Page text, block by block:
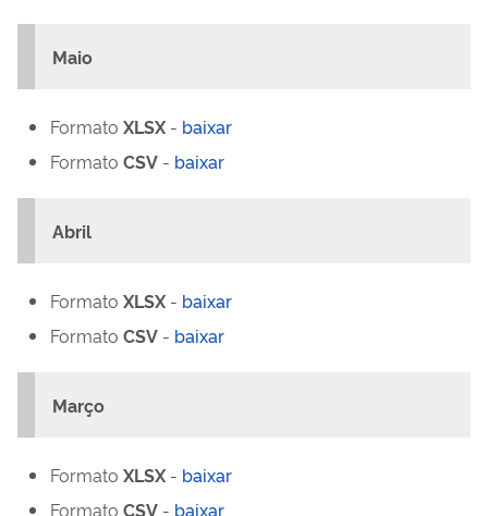
Maio
Formato XLSX - baixar
Formato CSV - baixar
Abril
Formato XLSX - baixar
Formato CSV - baixar
Março
Formato XLSX - baixar
Formato CSV - baixar